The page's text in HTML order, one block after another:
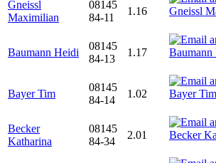
Gneissl
Maximilian
08145
84-11
1.16
Baumann Heidi
08145
84-13
1.17
Bayer Tim
08145
84-14
1.02
Becker
Katharina
08145
84-34
2.01